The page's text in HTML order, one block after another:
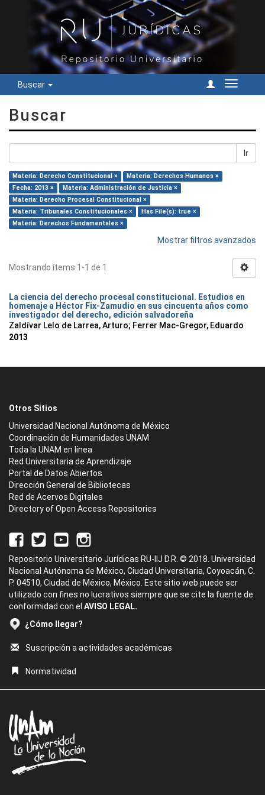
Buscar
Cambiar
Buscar
Ir
Materia: Derecho Constitucional ×
Materia: Derechos Humanos ×
Fecha: 2013 ×
Materia: Administración de Justicia ×
Materia: Derecho Procesal Constitucional ×
Materia: Tribunales Constitucionales ×
Has File(s): true ×
Materia: Derechos Fundamentales ×
Mostrar filtros avanzados
Mostrando ítems 1-1 de 1
La ciencia del derecho procesal constitucional. Estudios en
homenaje a Héctor Fix-Zamudio en sus cincuenta años como
investigador del derecho, edición salvadoreña
Zaldívar Lelo de Larrea, Arturo; Ferrer Mac-Gregor, Eduardo
2013
Otros Sitios
Universidad Nacional Autónoma de México
Coordinación de Humanidades UNAM
Toda la UNAM en línea
Red Universitaria de Aprendizaje
Portal de Datos Abiertos
Dirección General de Bibliotecas
Red de Acervos Digitales
Directory of Open Access Repositories
Repositorio Universitario Jurídicas RU-IIJ D.R. © 2018. Universidad
Nacional Autónoma de México, Ciudad Universitaria, Coyoacán, C.
P. 04510, Ciudad de México, México. Este sitio web puede ser
utilizado con fines no lucrativos siempre que se cite la fuente de
conformidad con el AVISO LEGAL.
¿Cómo llegar?
Suscripción a actividades académicas
Normatividad